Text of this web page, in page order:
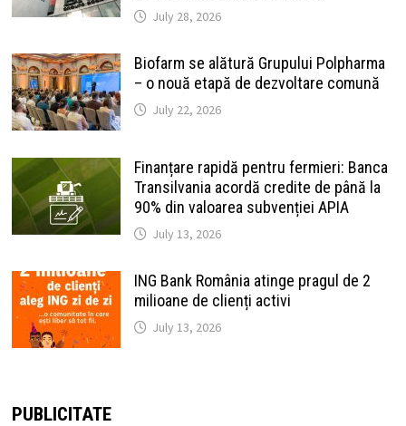
July 28, 2026
Biofarm se alătură Grupului Polpharma
– o nouă etapă de dezvoltare comună
July 22, 2026
Finanțare rapidă pentru fermieri: Banca
Transilvania acordă credite de până la
90% din valoarea subvenției APIA
July 13, 2026
ING Bank România atinge pragul de 2
milioane de clienți activi
July 13, 2026
PUBLICITATE